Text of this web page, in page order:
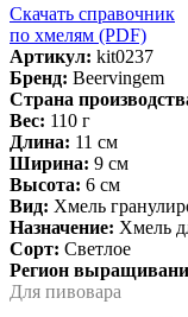
Скачать справочник
по хмелям (PDF)
Артикул: kit0237
Бренд: Beervingem
Страна
Вес: 110 г
Длина: 11 см
Ширина: 9 см
Высота: 6 см
Вид: Хмель
Назначение: Хмель
Сорт: Светлое
Регион
Для пивовара